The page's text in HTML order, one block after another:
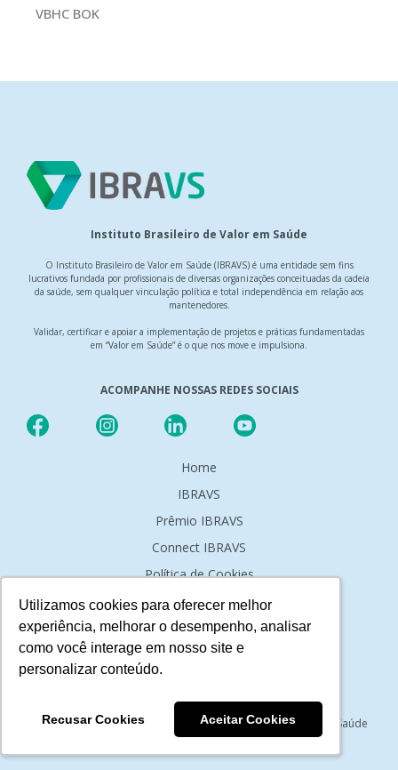
Utilizamos cookies para oferecer melhor
experiência, melhorar o desempenho, analisar
como você interage em nosso site e
personalizar conteúdo.
Recusar Cookies Aceitar Cookies
Utilizamos cookies para oferecer melhor
experiência, melhorar o desempenho, analisar
como você interage em nosso site e
personalizar conteúdo.
Recusar Cookies Aceitar Cookies
VBHC BOK
Instituto Brasileiro de Valor em Saúde
O Instituto Brasileiro de Valor em Saúde (IBRAVS) é uma entidade sem fins
lucrativos fundada por profissionais de diversas organizações conceituadas da cadeia
da saúde, sem qualquer vinculação política e total independência em relação aos
mantenedores.
Validar, certificar e apoiar a implementação de projetos e práticas fundamentadas
em “Valor em Saúde” é o que nos move e impulsiona.
ACOMPANHE NOSSAS REDES SOCIAIS
Home
IBRAVS
Prêmio IBRAVS
Connect IBRAVS
Política de Cookies
Política de Privacidade
Código de Ética
Contato
Receba mensalmente conteúdos exclusivos e notícias sobre Saúde
Baseada em Valor.